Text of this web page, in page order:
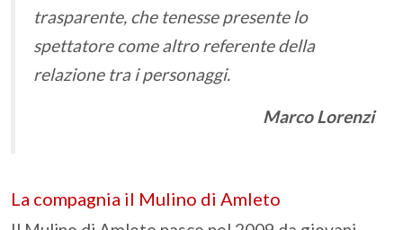
trasparente, che tenesse presente lo
spettatore come altro referente della
relazione tra i personaggi.
Marco Lorenzi
La compagnia il Mulino di Amleto